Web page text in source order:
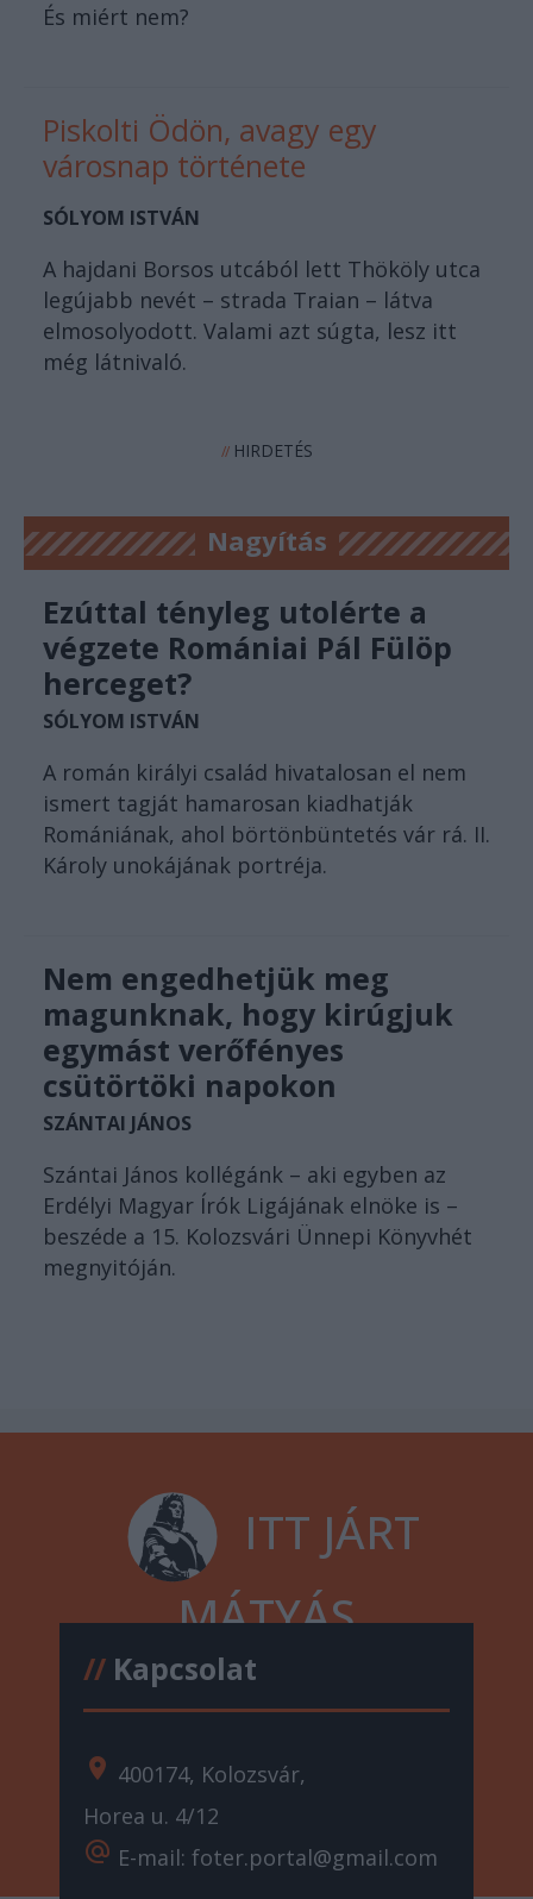
És miért nem?
Piskolti Ödön, avagy egy
városnap története
SÓLYOM ISTVÁN
A hajdani Borsos utcából lett Thököly utca
legújabb nevét – strada Traian – látva
elmosolyodott. Valami azt súgta, lesz itt
még látnivaló.
//HIRDETÉS
Nagyítás
Ezúttal tényleg utolérte a
végzete Romániai Pál Fülöp
herceget?
SÓLYOM ISTVÁN
A román királyi család hivatalosan el nem
ismert tagját hamarosan kiadhatják
Romániának, ahol börtönbüntetés vár rá. II.
Károly unokájának portréja.
Nem engedhetjük meg
magunknak, hogy kirúgjuk
egymást verőfényes
csütörtöki napokon
SZÁNTAI JÁNOS
Szántai János kollégánk – aki egyben az
Erdélyi Magyar Írók Ligájának elnöke is –
beszéde a 15. Kolozsvári Ünnepi Könyvhét
megnyitóján.
ITT JÁRT
MÁTYÁS
//Kapcsolat
location_on 400174, Kolozsvár,
Horea u. 4/12
alternate_email E-mail: foter.portal@gmail.com